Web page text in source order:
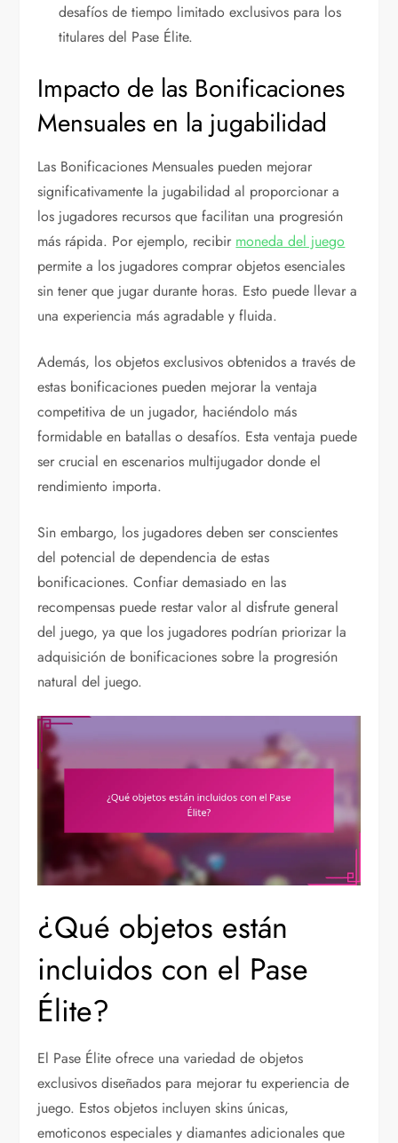
desafíos de tiempo limitado exclusivos para los
titulares del Pase Élite.
Impacto de las Bonificaciones
Mensuales en la jugabilidad
Las Bonificaciones Mensuales pueden mejorar
significativamente la jugabilidad al proporcionar a
los jugadores recursos que facilitan una progresión
más rápida. Por ejemplo, recibir moneda del juego
permite a los jugadores comprar objetos esenciales
sin tener que jugar durante horas. Esto puede llevar a
una experiencia más agradable y fluida.
Además, los objetos exclusivos obtenidos a través de
estas bonificaciones pueden mejorar la ventaja
competitiva de un jugador, haciéndolo más
formidable en batallas o desafíos. Esta ventaja puede
ser crucial en escenarios multijugador donde el
rendimiento importa.
Sin embargo, los jugadores deben ser conscientes
del potencial de dependencia de estas
bonificaciones. Confiar demasiado en las
recompensas puede restar valor al disfrute general
del juego, ya que los jugadores podrían priorizar la
adquisición de bonificaciones sobre la progresión
natural del juego.
¿Qué objetos están
incluidos con el Pase
Élite?
El Pase Élite ofrece una variedad de objetos
exclusivos diseñados para mejorar tu experiencia de
juego. Estos objetos incluyen skins únicas,
emoticonos especiales y diamantes adicionales que